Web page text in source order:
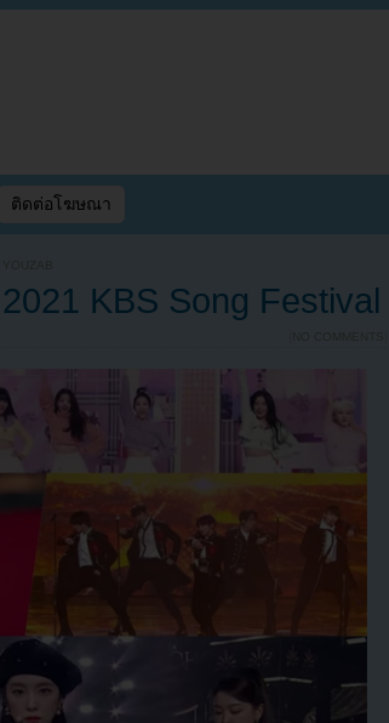
ติดต่อโฆษณา
YOUZAB
KBS Song Festival
NO COMMENTS